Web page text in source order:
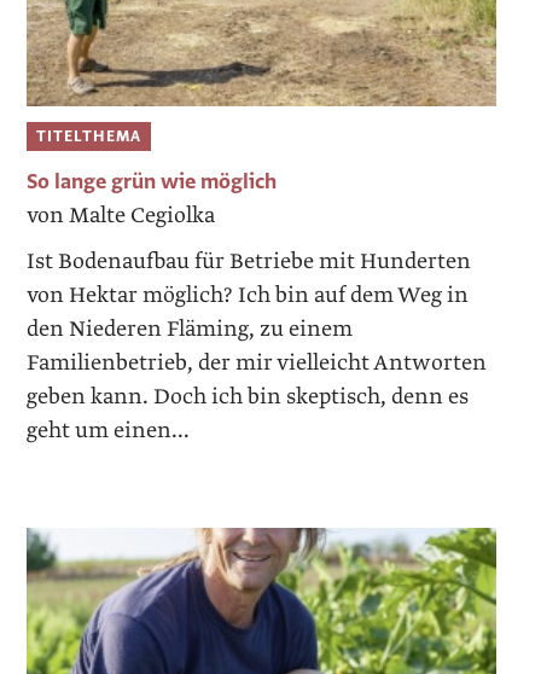
TITELTHEMA
So lange grün wie möglich
von Malte Cegiolka
Ist Bodenaufbau für Betriebe mit Hunderten
von Hektar möglich? Ich bin auf dem Weg in
den Niederen Fläming, zu einem
Familienbetrieb, der mir vielleicht Antworten
geben kann. Doch ich bin skeptisch, denn es
geht um einen...